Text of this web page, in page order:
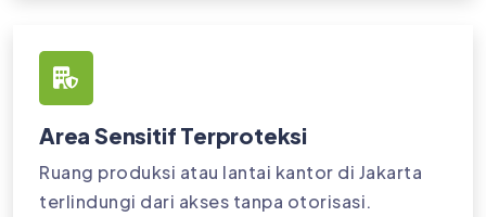
Area Sensitif Terproteksi
Ruang produksi atau lantai kantor di Jakarta
terlindungi dari akses tanpa otorisasi.